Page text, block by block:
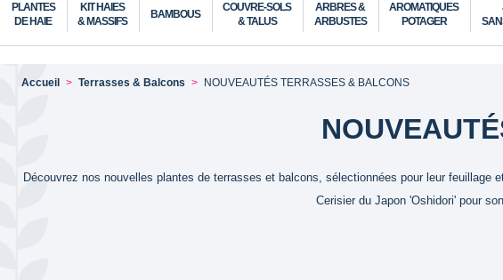
PLANTES
DE HAIE
KIT HAIES
& MASSIFS
BAMBOUS
COUVRE-SOLS
& TALUS
ARBRES &
ARBUSTES
AROMATIQUES
POTAGER
Accueil Terrasses & Balcons NOUVEAUTÉS TERRASSES & BALCONS
Découvrez nos nouvelles plantes de terrasses et balcons, sélectionnées pour leur
Cerisier du Japon 'Oshidori' pour